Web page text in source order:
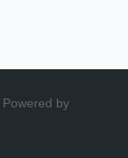
Powered by